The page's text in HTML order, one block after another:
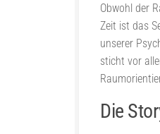
Obwohl der
Zeit ist das
unserer
sticht vor
Die